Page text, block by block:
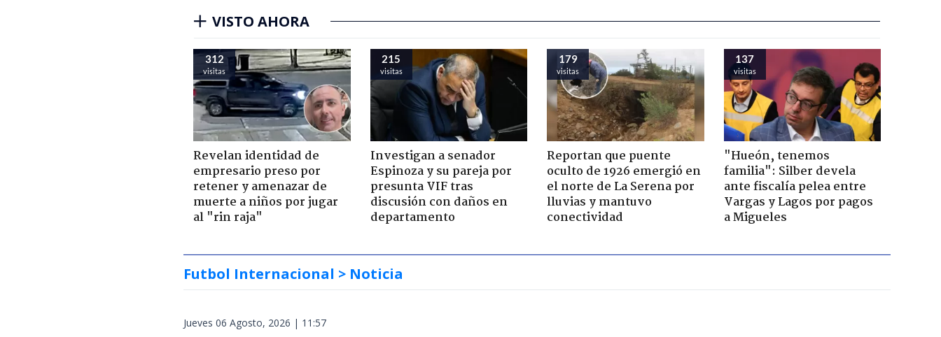
VISTO AHORA
312
visitas
Revelan identidad de
empresario preso por
retener y amenazar de
muerte a niños por jugar
al "rin raja"
215
visitas
Investigan a senador
Espinoza y su pareja por
presunta VIF tras
discusión con daños en
departamento
179
visitas
Reportan que puente
oculto de 1926 emergió en
el norte de La Serena por
lluvias y mantuvo
conectividad
137
visitas
"Hueón, tenemos
familia": Silber devela
ante fiscalía pelea entre
Vargas y Lagos por pagos
a Migueles
Futbol Internacional > Noticia
Jueves 06 Agosto, 2026 | 11:57